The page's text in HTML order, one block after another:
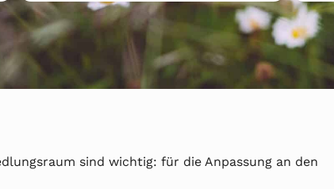
sind wichtig: für die Anpassung an den